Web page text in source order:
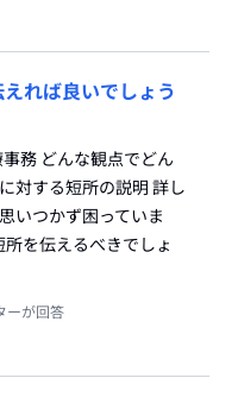
れば良いでしょう
務 どんな観点でどん
対する短所の説明 詳し
いつかず困っていま
を伝えるべきでしょ
ーが回答